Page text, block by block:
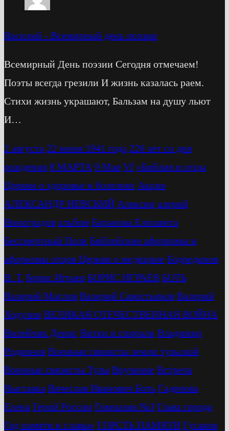
Василий - Всемирный день поэзии
Всемирный День поэзии Сегодня отмечаем!
Поэты всегда грезили И жизнь казалась раем.
Стихи жизнь украшают, Бальзам на душу льют
И…
2 августа 22 июня 1941 года 220 лет со дня
рождения 8 МАРТА 9 Мая Vf »Библия и отцы
Церкви о здоровье и болезнях Акция
АЛЕКСАНДР НЕВСКИЙ Алексин алерий
Виноградов альбом Баранова Елизавета
Бессмертный Полк Библейские афоризмы и
афоризмы отцов Церкви о медицине Бодрединов
В. Т. Бориc Играев БОРИС ИГРАЕВ БОТЬ
Валерий Маслов Валерий Савостьянов Валерий
Ходулин ВЕЛИКАЯ ОТЕЧЕСТВЕННАЯ ВОЙНА
Вилейчик Денис Витки и спирали Владимир
Родионов Военные связисты земли тульской
Военные связисты Тулы Вручение Встреча
Выставка Вячеслав Иванович Боть Гаденова
Елена Герой России Гимназия №3 Глава города
Год памяти и славы» ГОРСТЬ ПАМЯТИ Гусаков